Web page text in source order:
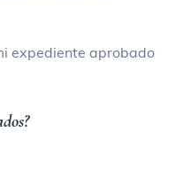
expediente aprobado